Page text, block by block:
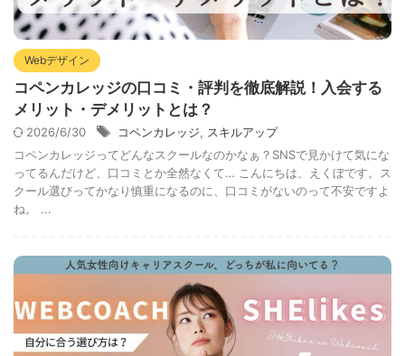
Webデザイン
コペンカレッジの口コミ・評判を徹底解説！入会する
メリット・デメリットとは？
2026/6/30 コペンカレッジ
スキルアップ
コペンカレッジってどんなスクールなのかなぁ？SNSで見かけて気にな
ってるんだけど、口コミとか全然なくて… こんにちは、えくぼです。ス
クール選びってかなり慎重になるのに、口コミがないのって不安ですよ
ね。 ...